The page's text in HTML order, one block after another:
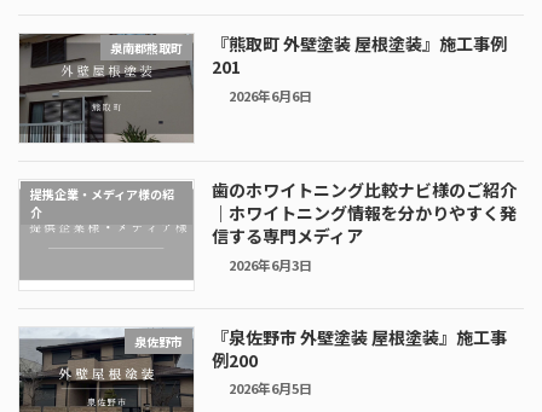
泉南郡熊取町
『熊取町 外壁塗装 屋根塗装』施工事例
201
2026年6月6日
提携企業・メディア様の紹
介
歯のホワイトニング比較ナビ様のご紹介
｜ホワイトニング情報を分かりやすく発
信する専門メディア
2026年6月3日
泉佐野市
『泉佐野市 外壁塗装 屋根塗装』施工事
例200
2026年6月5日